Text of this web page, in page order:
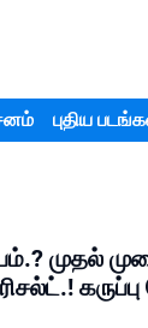
புதிய
முதல்
ரிசல்ட்.!